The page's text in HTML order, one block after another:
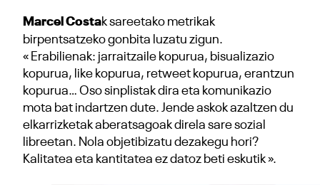
Marcel Costak sareetako metrikak
birpentsatzeko gonbita luzatu zigun.
« Erabilienak: jarraitzaile kopurua, bisualizazio
kopurua, like kopurua, retweet kopurua, erantzun
kopurua… Oso sinplistak dira eta komunikazio
mota bat indartzen dute. Jende askok azaltzen du
elkarrizketak aberatsagoak direla sare sozial
libreetan. Nola objetibizatu dezakegu hori?
Kalitatea eta kantitatea ez datoz beti eskutik ».